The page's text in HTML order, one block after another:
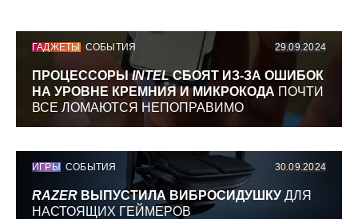
ГАДЖЕТЫ СОБЫТИЯ 29.09.2024
ПРОЦЕССОРЫINTELСБОЯТ ИЗ-ЗА ОШИБОК
НА УРОВНЕ КРЕМНИЯ И МИКРОКОДА ПОЧТИ
ВСЕ ЛОМАЮТСЯ НЕПОПРАВИМО
ИГРЫ СОБЫТИЯ 30.09.2024
RAZER ВЫПУСТИЛА ВИБРОСИДУШКУ ДЛЯ
НАСТОЯЩИХ ГЕЙМЕРОВ